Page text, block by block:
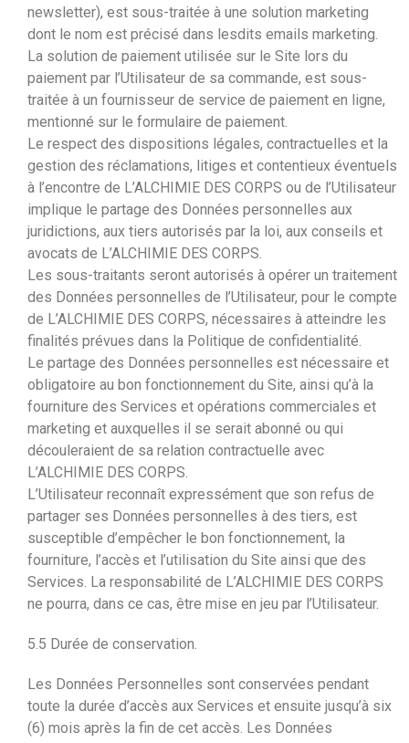
newsletter), est sous-traitée à une solution marketing
dont le nom est précisé dans lesdits emails marketing.
La solution de paiement utilisée sur le Site lors du
paiement par l’Utilisateur de sa commande, est sous-
traitée à un fournisseur de service de paiement en ligne,
mentionné sur le formulaire de paiement.
Le respect des dispositions légales, contractuelles et la
gestion des réclamations, litiges et contentieux éventuels
à l’encontre de L’ALCHIMIE DES CORPS ou de l’Utilisateur
implique le partage des Données personnelles aux
juridictions, aux tiers autorisés par la loi, aux conseils et
avocats de L’ALCHIMIE DES CORPS.
Les sous-traitants seront autorisés à opérer un traitement
des Données personnelles de l’Utilisateur, pour le compte
de L’ALCHIMIE DES CORPS, nécessaires à atteindre les
finalités prévues dans la Politique de confidentialité.
Le partage des Données personnelles est nécessaire et
obligatoire au bon fonctionnement du Site, ainsi qu’à la
fourniture des Services et opérations commerciales et
marketing et auxquelles il se serait abonné ou qui
découleraient de sa relation contractuelle avec
L’ALCHIMIE DES CORPS.
L’Utilisateur reconnaît expressément que son refus de
partager ses Données personnelles à des tiers, est
susceptible d’empêcher le bon fonctionnement, la
fourniture, l’accès et l’utilisation du Site ainsi que des
Services. La responsabilité de L’ALCHIMIE DES CORPS
ne pourra, dans ce cas, être mise en jeu par l’Utilisateur.
5.5 Durée de conservation.
Les Données Personnelles sont conservées pendant
toute la durée d’accès aux Services et ensuite jusqu’à six
(6) mois après la fin de cet accès. Les Données